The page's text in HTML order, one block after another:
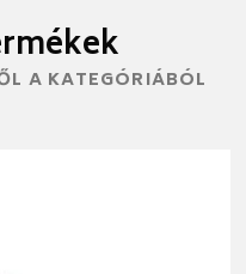
A KATEGÓRIÁBÓL